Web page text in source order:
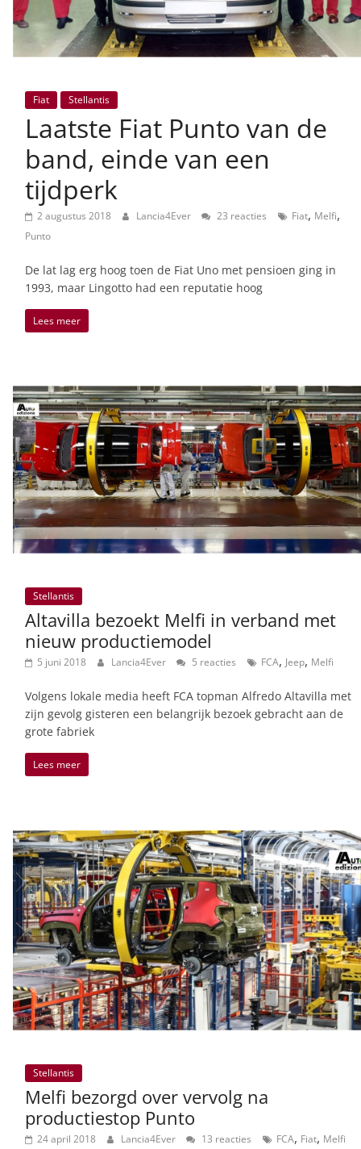
Fiat Stellantis
Laatste Fiat Punto van de
band, einde van een
tijdperk
2 augustus 2018 Lancia4Ever 23 reacties Fiat, Melfi,
Punto
De lat lag erg hoog toen de Fiat Uno met pensioen ging in
1993, maar Lingotto had een reputatie hoog
Lees meer
Stellantis
Altavilla bezoekt Melfi in verband met
nieuw productiemodel
5 juni 2018 Lancia4Ever 5 reacties FCA, Jeep, Melfi
Volgens lokale media heeft FCA topman Alfredo Altavilla met
zijn gevolg gisteren een belangrijk bezoek gebracht aan de
grote fabriek
Lees meer
Stellantis
Melfi bezorgd over vervolg na
productiestop Punto
24 april 2018 Lancia4Ever 13 reacties FCA, Fiat, Melfi